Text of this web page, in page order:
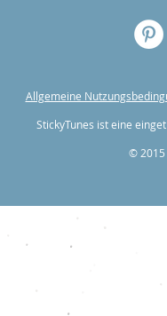
Allgemeine
StickyTunes ist eine
©